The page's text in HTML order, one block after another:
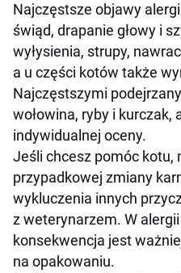
Najczęstsze objawy
świąd, drapanie głowy i
wyłysienia, strupy,
a u części kotów także
Najczęstszymi
wołowina, ryby i kurczak,
indywidualnej oceny.
Jeśli chcesz pomóc kotu,
przypadkowej zmiany
wykluczenia innych
z weterynarzem. W
konsekwencja jest
na opakowaniu.